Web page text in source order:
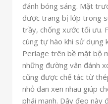
đánh bóng sáng. Mặt
được trang bị lớp trong
trầy, chống xước tối ưu.
cùng tự hào khi sử dụng
Perlage trên bề mặt bộ
những đường vân đánh
cũng được chế tác từ
nhỏ đan xen nhau giúp
phái mạnh. Dây đeo này